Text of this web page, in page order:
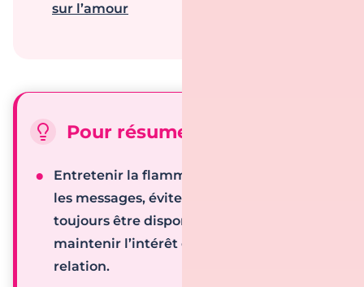
sur l’amour
Pour résumer :
Entretenir la flamme à distance
les messages, éviter la routine et ne pas
toujours être disponible permet de
maintenir l’intérêt et le mystère dans la
relation.